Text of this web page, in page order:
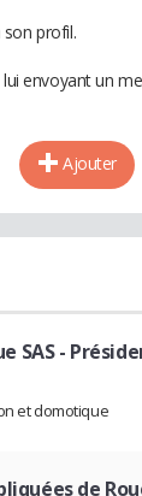
profil.
envoyant un
Ajouter
SAS-
et domotique
de